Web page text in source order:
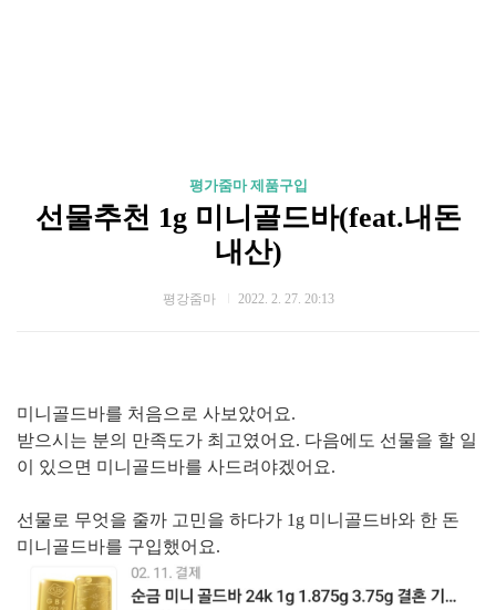
평가줌마 제품구입
선물추천 1g 미니골드바(feat.내돈
내산)
평강줌마 2022. 2. 27. 20:13
미니골드바를 처음으로 사보았어요.
받으시는 분의 만족도가 최고였어요. 다음에도 선물을 할 일
이 있으면 미니골드바를 사드려야겠어요.
선물로 무엇을 줄까 고민을 하다가 1g 미니골드바와 한 돈
미니골드바를 구입했어요.